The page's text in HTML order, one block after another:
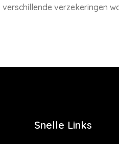
verzekeringen
Snelle Links